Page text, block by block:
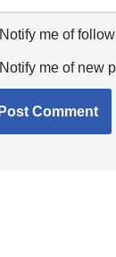
Notify me of
Notify me of new